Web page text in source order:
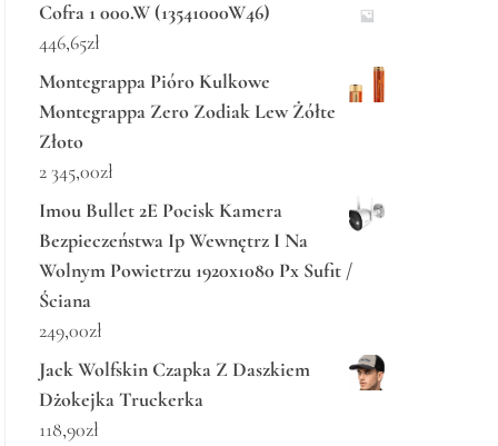
Cofra 1 000.W (13541000W46)
446,65zł
Montegrappa Pióro Kulkowe
Montegrappa Zero Zodiak Lew Żółte
Złoto
2 345,00zł
Imou Bullet 2E Pocisk Kamera
Bezpieczeństwa Ip Wewnętrz I Na
Wolnym Powietrzu 1920x1080 Px Sufit /
Ściana
249,00zł
Jack Wolfskin Czapka Z Daszkiem
Dżokejka Truckerka
118,90zł